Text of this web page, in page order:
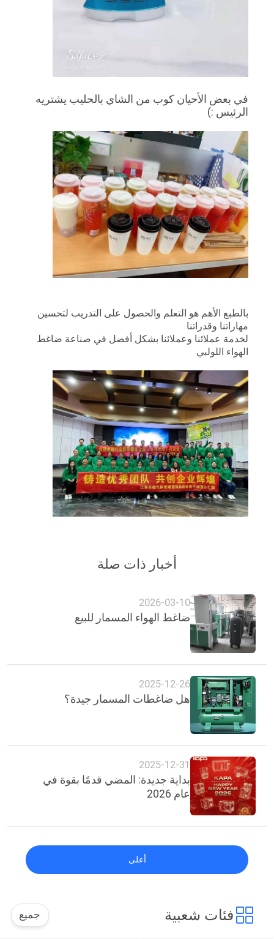
في بعض الأحيان كوب من الشاي بالحليب يشتريه
الرئيس :)
بالطبع الأهم هو التعلم والحصول على التدريب لتحسين
مهاراتنا وقدراتنا
لخدمة عملائنا وعملائنا بشكل أفضل في صناعة ضاغط
الهواء اللولبي
أخبار ذات صلة
2026-03-10
ضاغط الهواء المسمار للبيع
2025-12-26
هل ضاغطات المسمار جيدة؟
2025-12-31
بداية جديدة: المضي قدمًا بقوة في
عام 2026
أعلى
فئات شعبية جميع